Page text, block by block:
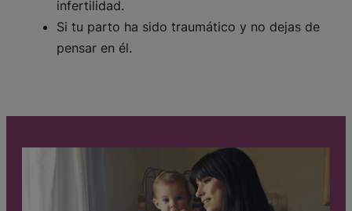
infertilidad.
Si tu parto ha sido traumático y no dejas de
pensar en él.